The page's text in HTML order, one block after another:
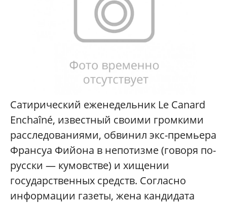
Сатирический еженедельник Le Canard
Enchaîné, известный своими громкими
расследованиями, обвинил экс-премьера
Франсуа Фийона в непотизме (говоря по-
русски — кумовстве) и хищении
государственных средств. Согласно
информации газеты, жена кандидата